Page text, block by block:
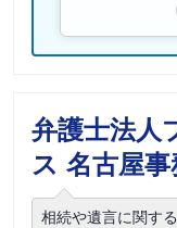
弁護士法人
ス 名古屋
相続や遺言に関す